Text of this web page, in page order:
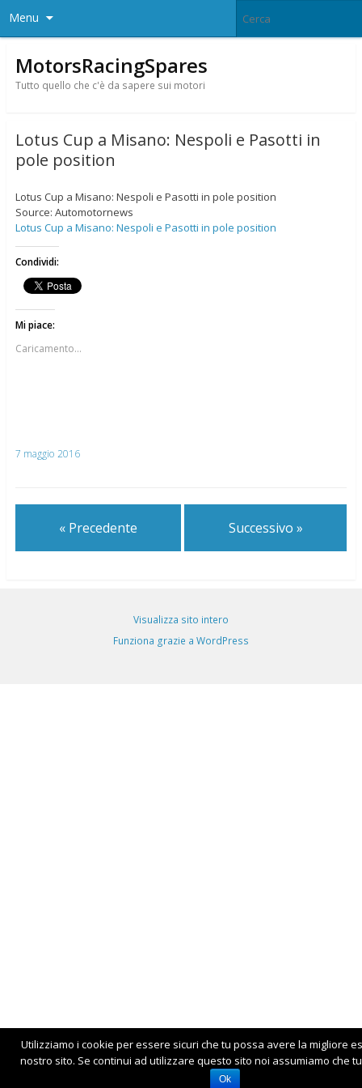
Menu
MotorsRacingSpares
Tutto quello che c'è da sapere sui motori
Lotus Cup a Misano: Nespoli e Pasotti in
pole position
Lotus Cup a Misano: Nespoli e Pasotti in pole position
Source: Automotornews
Lotus Cup a Misano: Nespoli e Pasotti in pole position
Condividi:
Mi piace:
Caricamento...
7 maggio 2016
« Precedente Successivo »
Visualizza sito intero
Funziona grazie a WordPress
Utilizziamo i cookie per essere sicuri che tu possa avere la migliore
nostro sito. Se continui ad utilizzare questo sito noi assumiamo che
Ok